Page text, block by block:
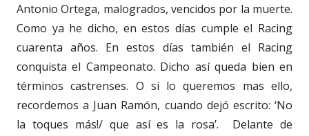
Antonio Ortega, malogrados, vencidos por la muerte.
Como ya he dicho, en estos días cumple el Racing
cuarenta años. En estos días también el Racing
conquista el Campeonato. Dicho así queda bien en
términos castrenses. O si lo queremos mas ello,
recordemos a Juan Ramón, cuando dejó escrito: ‘No
la toques más!/ que así es la rosa’. Delante de